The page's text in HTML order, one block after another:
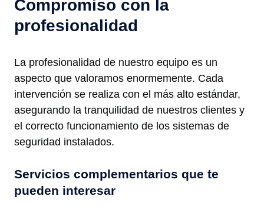
Compromiso con la
profesionalidad
La profesionalidad de nuestro equipo es un
aspecto que valoramos enormemente. Cada
intervención se realiza con el más alto estándar,
asegurando la tranquilidad de nuestros clientes y
el correcto funcionamiento de los sistemas de
seguridad instalados.
Servicios complementarios que te
pueden interesar